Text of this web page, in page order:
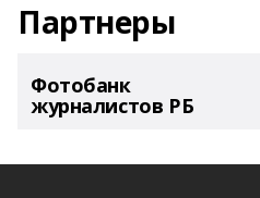
Партнеры
Фотобанк
журналистов РБ